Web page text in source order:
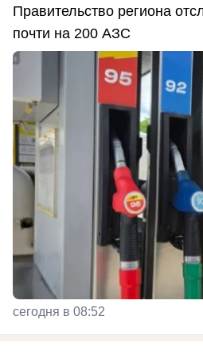
Правительство региона
почти на 200 АЗС
сегодня в 08:52